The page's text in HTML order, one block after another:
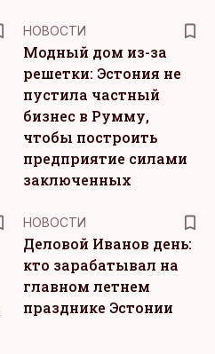
НОВОСТИ
Модный дом из-за
решетки: Эстония не
пустила частный
бизнес в Румму,
чтобы построить
предприятие силами
заключенных
НОВОСТИ
Деловой Иванов день:
кто зарабатывал на
главном летнем
празднике Эстонии